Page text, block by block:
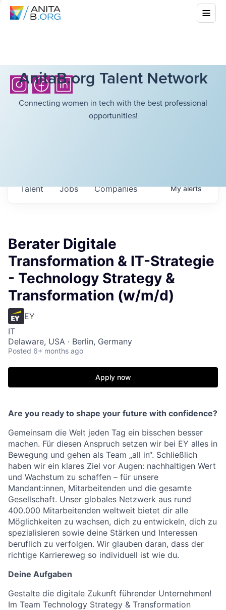
AnitaB.org Talent Network
Connecting women in tech with the best professional
opportunities!
Jobs Companies
Talent Myalerts
Berater Digitale
Transformation & IT-Strategie
- Technology Strategy &
Transformation (w/m/d)
EY
IT
Delaware, USA · Berlin, Germany
Posted 6+ months ago
Apply now
Are you ready to shape your future with confidence?
Gemeinsam die Welt jeden Tag ein bisschen besser
machen. Für diesen Anspruch setzen wir bei EY alles in
Bewegung und gehen als Team „all in“. Schließlich
haben wir ein klares Ziel vor Augen: nachhaltigen Wert
und Wachstum zu schaffen – für unsere
Mandant:innen, Mitarbeitenden und die gesamte
Gesellschaft. Unser globales Netzwerk aus rund
400.000 Mitarbeitenden weltweit bietet dir alle
Möglichkeiten zu wachsen, dich zu entwickeln, dich zu
spezialisieren sowie deine Stärken und Interessen
beruflich zu verfolgen. Wir glauben daran, dass der
richtige Karriereweg so individuell ist wie du.
Deine Aufgaben
Gestalte die digitale Zukunft führender Unternehmen!
Im Team Technology Strategy & Transformation